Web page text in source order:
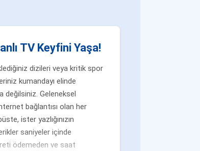
TV Keyfini Yaşa!
dizileri veya kritik spor
kumandayı elinde
değilsiniz. Geleneksel
bağlantısı olan her
ister yazlığınızın
saniyeler içinde
ödemeden ve saat